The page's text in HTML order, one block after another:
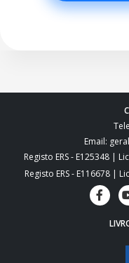
Email:
Registo ERS - E125348 |
Registo ERS - E116678 |